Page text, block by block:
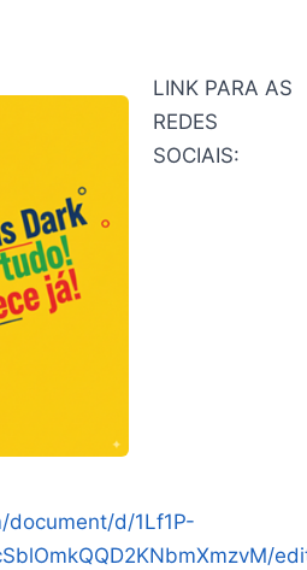
LINK PARA AS
REDES
SOCIAIS:
d/1Lf1P-